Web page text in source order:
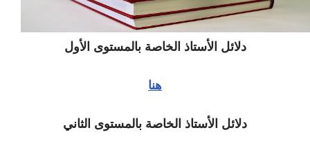
دلائل الأستاذ الخاصة بالمستوى الأول
هنا
دلائل الأستاذ الخاصة بالمستوى الثاني